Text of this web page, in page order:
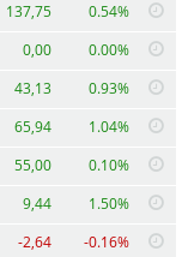
137,75 0.54%
0,00 0.00%
43,13 0.93%
65,94 1.04%
55,00 0.10%
9,44 1.50%
-2,64 -0.16%